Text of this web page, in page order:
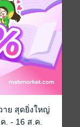
70 หน้า
าย สุดยิ่งใหญ่
. - 16 ส.ค.